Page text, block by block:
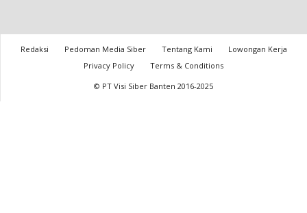
Redaksi Pedoman Media Siber Tentang Kami
Lowongan Kerja
Privacy Policy
Terms & Conditions
© PT Visi Siber Banten 2016-2025